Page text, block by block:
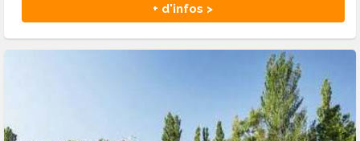
+ d'infos >